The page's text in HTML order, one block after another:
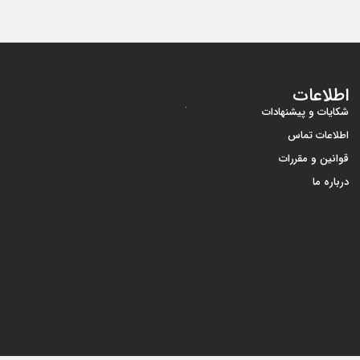
اطلاعات
شکایات و پیشنهادات
اطلاعات تماس
قوانین و مقررات
درباره ما